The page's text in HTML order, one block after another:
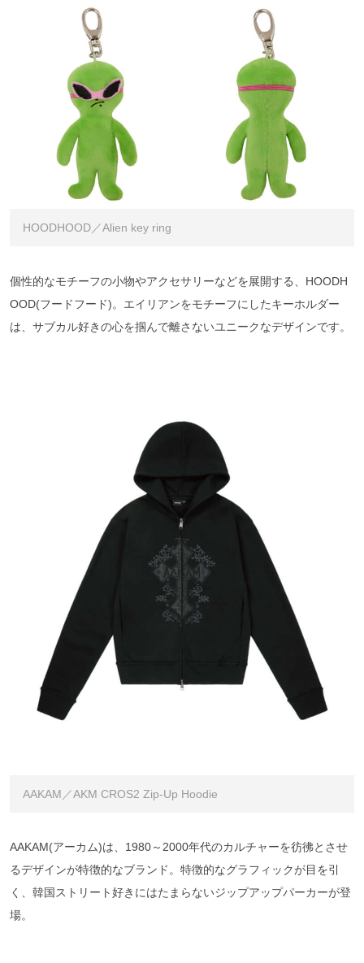
HOODHOOD／Alien key ring
個性的なモチーフの小物やアクセサリーなどを展開する、HOODH
OOD(フードフード)。エイリアンをモチーフにしたキーホルダー
は、サブカル好きの心を掴んで離さないユニークなデザインです。
AAKAM／AKM CROS2 Zip-Up Hoodie
AAKAM(アーカム)は、1980～2000年代のカルチャーを彷彿とさせ
るデザインが特徴的なブランド。特徴的なグラフィックが目を引
く、韓国ストリート好きにはたまらないジップアップパーカーが登
場。